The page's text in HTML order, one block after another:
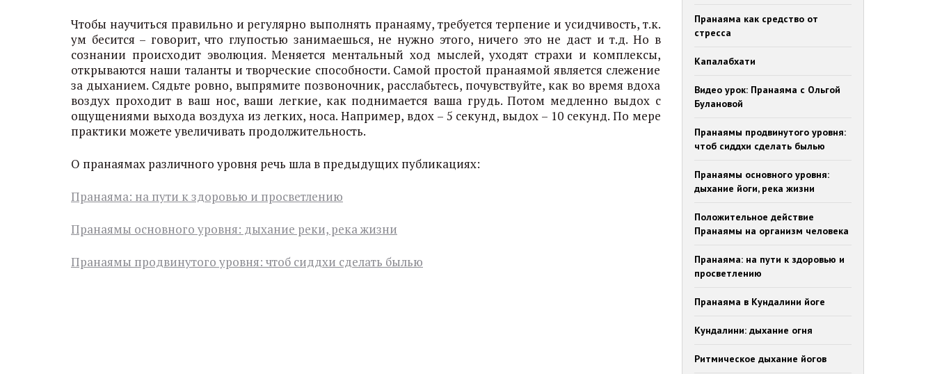
Чтобы научиться правильно и регулярно выполнять пранаяму, требуется терпение и усидчивость, т.к.
ум бесится – говорит, что глупостью занимаешься, не нужно этого, ничего это не даст и т.д. Но в
сознании происходит эволюция. Меняется ментальный ход мыслей, уходят страхи и комплексы,
открываются наши таланты и творческие способности. Самой простой пранаямой является слежение
за дыханием. Сядьте ровно, выпрямите позвоночник, расслабьтесь, почувствуйте, как во время вдоха
воздух проходит в ваш нос, ваши легкие, как поднимается ваша грудь. Потом медленно выдох с
ощущениями выхода воздуха из легких, носа. Например, вдох – 5 секунд, выдох – 10 секунд. По мере
практики можете увеличивать продолжительность.
О пранаямах различного уровня речь шла в предыдущих публикациях:
Пранаяма: на пути к здоровью и просветлению
Пранаямы основного уровня: дыхание реки, река жизни
Пранаямы продвинутого уровня: чтоб сиддхи сделать былью
Пранаяма как средство от
стресса
Капалабхати
Видео урок: Пранаяма с Ольгой
Булановой
Пранаямы продвинутого уровня:
чтоб сиддхи сделать былью
Пранаямы основного уровня:
дыхание йоги, река жизни
Положительное действие
Пранаямы на организм человека
Пранаяма: на пути к здоровью и
просветлению
Пранаяма в Кундалини йоге
Кундалини: дыхание огня
Ритмическое дыхание йогов